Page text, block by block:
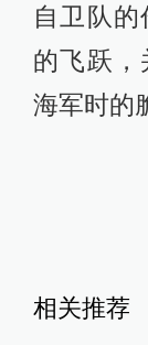
自卫队
的飞跃，
海军时的
相关推荐